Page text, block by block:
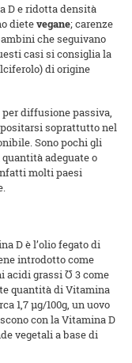
D e ridotta densità
dietevegane; carenze
che seguivano
casi si consiglia la
di origine
diffusione passiva,
soprattutto nel
Sono pochi gli
adeguate o
molti paesi
D è l’olio fegato di
introdotto come
acidi grassi Ʊ 3 come
quantità di Vitamina
1,7 µg/100g, un uovo
con la Vitamina D
vegetali a base di